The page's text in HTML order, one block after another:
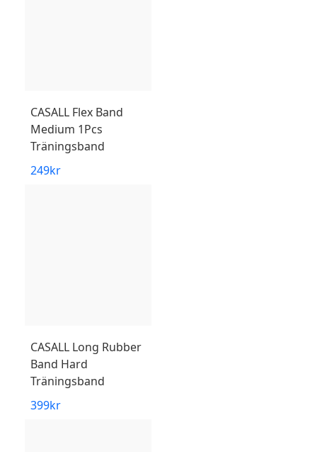
CASALL Flex Band
Medium 1Pcs
Träningsband
249kr
CASALL Long Rubber
Band Hard
Träningsband
399kr